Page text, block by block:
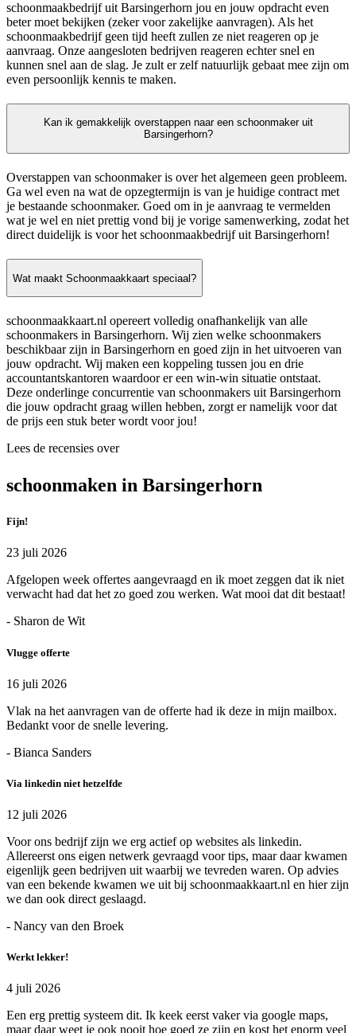
schoonmaakbedrijf uit Barsingerhorn jou en jouw opdracht even
beter moet bekijken (zeker voor zakelijke aanvragen). Als het
schoonmaakbedrijf geen tijd heeft zullen ze niet reageren op je
aanvraag. Onze aangesloten bedrijven reageren echter snel en
kunnen snel aan de slag. Je zult er zelf natuurlijk gebaat mee zijn om
even persoonlijk kennis te maken.
Kan ik gemakkelijk overstappen naar een schoonmaker uit
Barsingerhorn?
Overstappen van schoonmaker is over het algemeen geen probleem.
Ga wel even na wat de opzegtermijn is van je huidige contract met
je bestaande schoonmaker. Goed om in je aanvraag te vermelden
wat je wel en niet prettig vond bij je vorige samenwerking, zodat het
direct duidelijk is voor het schoonmaakbedrijf uit Barsingerhorn!
Wat maakt Schoonmaakkaart speciaal?
schoonmaakkaart.nl opereert volledig onafhankelijk van alle
schoonmakers in Barsingerhorn. Wij zien welke schoonmakers
beschikbaar zijn in Barsingerhorn en goed zijn in het uitvoeren van
jouw opdracht. Wij maken een koppeling tussen jou en drie
accountantskantoren waardoor er een win-win situatie ontstaat.
Deze onderlinge concurrentie van schoonmakers uit Barsingerhorn
die jouw opdracht graag willen hebben, zorgt er namelijk voor dat
de prijs een stuk beter wordt voor jou!
Lees de recensies over
schoonmaken in Barsingerhorn
Fijn!
23 juli 2026
Afgelopen week offertes aangevraagd en ik moet zeggen dat ik niet
verwacht had dat het zo goed zou werken. Wat mooi dat dit bestaat!
- Sharon de Wit
Vlugge offerte
16 juli 2026
Vlak na het aanvragen van de offerte had ik deze in mijn mailbox.
Bedankt voor de snelle levering.
- Bianca Sanders
Via linkedin niet hetzelfde
12 juli 2026
Voor ons bedrijf zijn we erg actief op websites als linkedin.
Allereerst ons eigen netwerk gevraagd voor tips, maar daar kwamen
eigenlijk geen bedrijven uit waarbij we tevreden waren. Op advies
van een bekende kwamen we uit bij schoonmaakkaart.nl en hier zijn
we dan ook direct geslaagd.
- Nancy van den Broek
Werkt lekker!
4 juli 2026
Een erg prettig systeem dit. Ik keek eerst vaker via google maps,
maar daar weet je ook nooit hoe goed ze zijn en kost het enorm veel